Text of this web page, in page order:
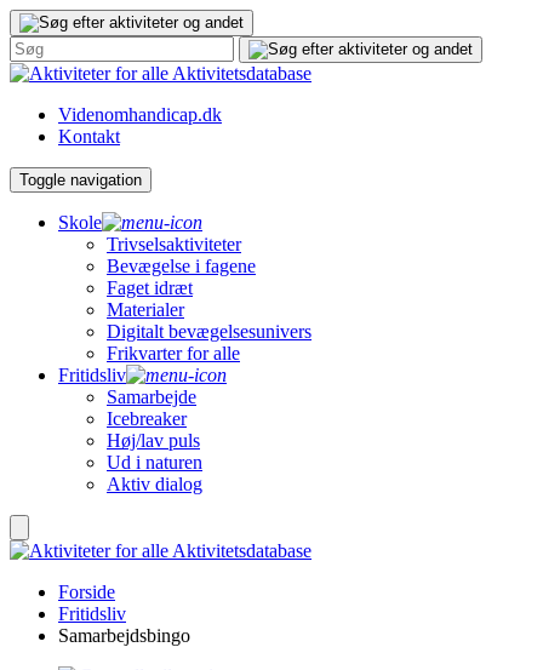
Gå
til
indhold
Aktivitetsdatabase
Videnomhandicap.dk
Kontakt
Toggle navigation
Skole
Trivselsaktiviteter
Bevægelse i fagene
Faget idræt
Materialer
Digitalt bevægelsesunivers
Frikvarter for alle
Fritidsliv
Samarbejde
Icebreaker
Høj/lav puls
Ud i naturen
Aktiv dialog
Aktivitetsdatabase
Forside
Fritidsliv
Samarbejdsbingo